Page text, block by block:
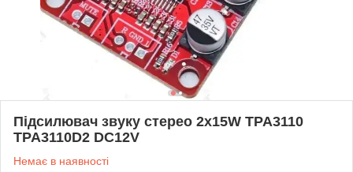
Підсилювач звуку стерео 2x15W TPA3110
TPA3110D2 DC12V
Немає в наявності